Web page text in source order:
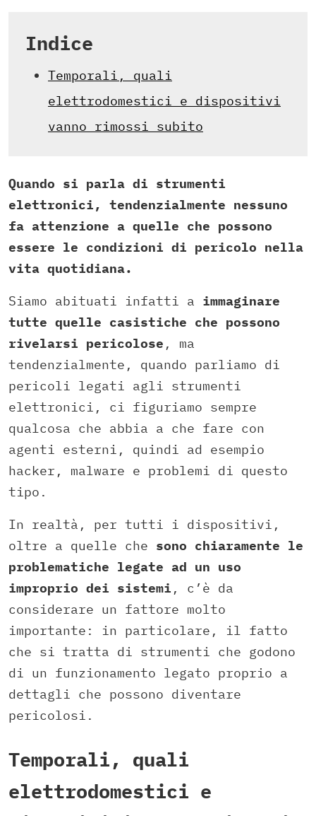
Indice
Temporali, quali
elettrodomestici e dispositivi
vanno rimossi subito
Quando si parla di strumenti
elettronici, tendenzialmente nessuno
fa attenzione a quelle che possono
essere le condizioni di pericolo nella
vita quotidiana.
Siamo abituati infatti a immaginare
tutte quelle casistiche che possono
rivelarsi pericolose , ma
tendenzialmente, quando parliamo di
pericoli legati agli strumenti
elettronici, ci figuriamo sempre
qualcosa che abbia a che fare con
agenti esterni, quindi ad esempio
hacker, malware e problemi di questo
tipo.
In realtà, per tutti i dispositivi,
oltre a quelle che sono chiaramente le
problematiche legate ad un uso
improprio dei sistemi , c’è da
considerare un fattore molto
importante: in particolare, il fatto
che si tratta di strumenti che godono
di un funzionamento legato proprio a
dettagli che possono diventare
pericolosi.
Temporali, quali
elettrodomestici e